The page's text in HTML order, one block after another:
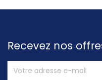
Recevez nos